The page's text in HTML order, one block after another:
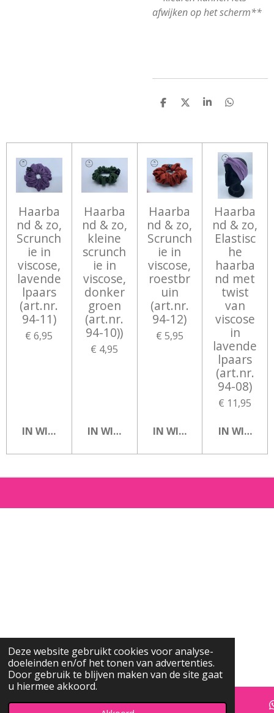
Deze website gebruikt cookies voor analyse-
doeleinden en/of het tonen van advertenties.
Door gebruik te blijven maken van de site gaat
u hiermee akkoord.
afwijken op het scherm**
D
N
D
S
E
D
N
Haarba
nd & zo,
Scrunch
ie in
viscose,
lavende
lpaars
(art.nr.
94-11)
€ 6,95
IN WINKELWAGEN
Haarba
nd & zo,
kleine
scrunch
ie in
viscose,
donker
groen
(art.nr.
94-10))
€ 4,95
IN WINKELWAGEN
Haarba
nd & zo,
Scrunch
ie in
viscose,
roestbr
uin
(art.nr.
94-12)
€ 5,95
IN WINKELWAGEN
Haarba
nd & zo,
Elastisc
he
haarba
nd met
twist
van
viscose
in
lavende
lpaars
(art.nr.
94-08)
€ 11,95
IN